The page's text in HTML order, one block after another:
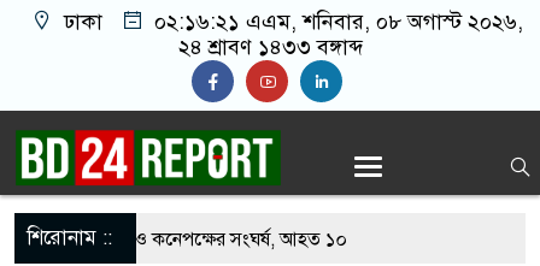
ঢাকা ০২:১৬:২২ এএম, শনিবার, ০৮ অগাস্ট ২০২৬,
২৪ শ্রাবণ ১৪৩৩ বঙ্গাব্দ
শিরোনাম ::
খাবার নিয়ে বর ও কনেপক্ষের সংঘর্ষ, আহত ১০